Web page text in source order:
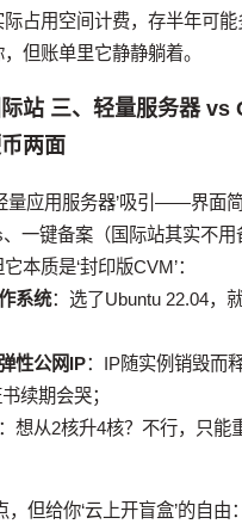
际占用空间计费，存半年可
但账单里它静静躺着。
站 三、轻量服务器 vs
两面
量应用服务器’吸引——界面
一键备案（国际站其实不
本质是‘封印版CVM’：
系统：选了Ubuntu 22.04，
性公网IP：IP随实例销毁而
续期会哭；
想从2核升4核？不行，只能
，但给你‘云上开盲盒’的自由